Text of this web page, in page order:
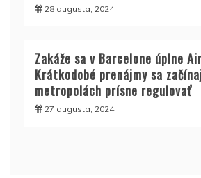
28 augusta, 2024
Zakáže sa v Barcelone úplne
Krátkodobé prenájmy sa
metropolách prísne regulovať
27 augusta, 2024